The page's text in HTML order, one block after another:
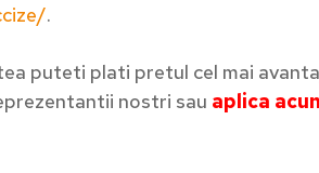
.
puteti plati pretul cel mai
nostri sau aplica